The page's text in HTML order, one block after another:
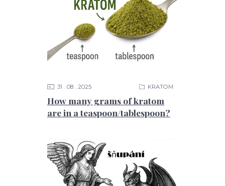
How many grams of kratom
are in a teaspoon/tablespoon?
31 08 2025 KRATOM